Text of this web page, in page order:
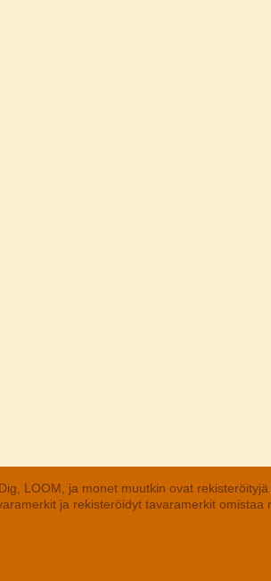
LOOM, ja monet muutkin ovat
ja rekisteröidyt tavaramerkit omistaa